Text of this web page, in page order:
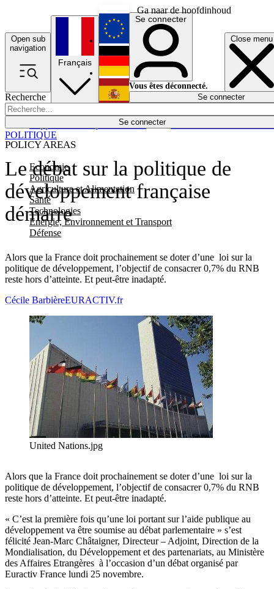
Ga naar de hoofdinhoud
Open sub
navigation
Close menu
Recherche
Se connecter
POLICY AREAS
Economie
Politique
Agriculture et Alimentation
Santé
Technologies
Energie, Environnement et Transport
Défense
Économie
Français
English
Deutsch
Español
Se connecter
Vous êtes déconnecté.
Se connecter
Le débat sur la politique de
développement française
démarre
Alors que la France doit prochainement se doter d’une loi sur la
politique de développement, l’objectif de consacrer 0,7% du RNB
reste hors d’atteinte. Et peut-être inadapté.
POLITIQUE
Cécile BarbièreEURACTIV.fr
United Nations.jpg
Alors que la France doit prochainement se doter d’une loi sur la
politique de développement, l’objectif de consacrer 0,7% du RNB
reste hors d’atteinte. Et peut-être inadapté.
« C’est la première fois qu’une loi portant sur l’aide publique au
développement va être soumise au débat parlementaire » s’est
félicité Jean-Marc Châtaigner, Directeur – Adjoint, Direction de la
Mondialisation, du Développement et des partenariats, au Ministère
des Affaires Etrangères à l’occasion d’un débat organisé par
Euractiv France lundi 25 novembre.